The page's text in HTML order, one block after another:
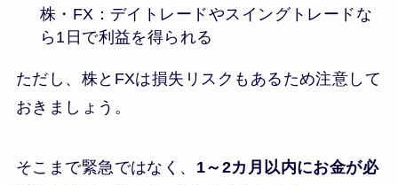
株・FX：デイトレードやスイングトレードな
ら1日で利益を得られる
ただし、株とFXは損失リスクもあるため注意して
おきましょう。
そこまで緊急ではなく、 1～2カ月以内にお金が必